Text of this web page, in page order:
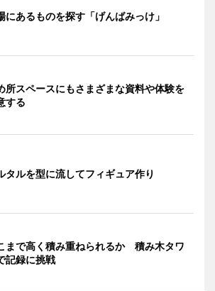
にあるものを探す「げんばみっけ」
所スペースにもさまざまな資料や体験を
する
タルを型に流してフィギュア作り
まで高く積み重ねられるか 積み木タワ
記録に挑戦